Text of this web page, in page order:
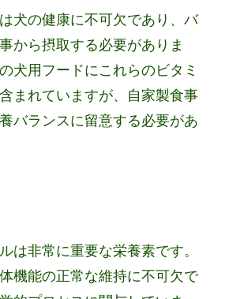
犬の健康に不可欠であり、バ
から摂取する必要がありま
犬用フードにこれらのビタミ
まれていますが、自家製食事
バランスに留意する必要があ
は非常に重要な栄養素です。
機能の正常な維持に不可欠で